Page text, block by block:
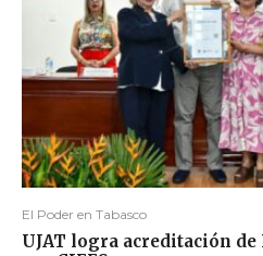
El Poder en Tabasco
UJAT logra acreditación